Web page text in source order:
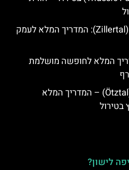
אטרקציות בעמק צילר (Zillertal): המדריך המלא לעמק
המלא לחופשה מושלמת
אטרקציות בעמק אוץ (Ötztal) – המדריך המלא
לישון?